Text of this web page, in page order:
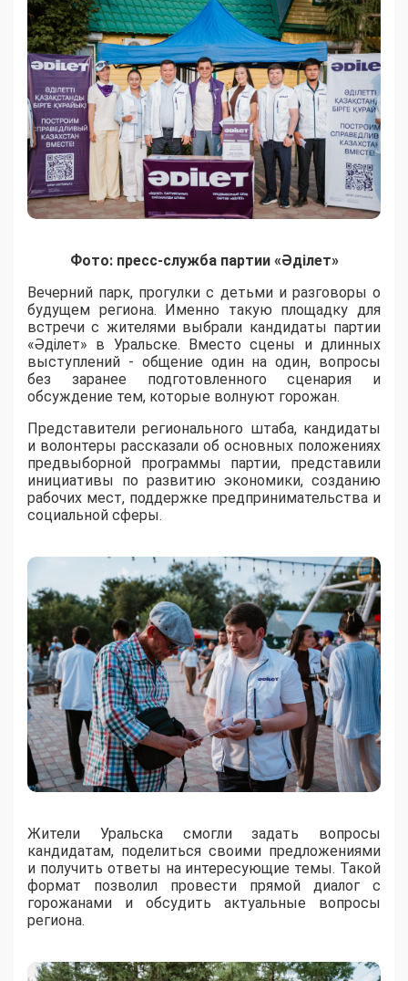
Фото: пресс-служба партии «Әділет»
Вечерний парк, прогулки с детьми и разговоры о
будущем региона. Именно такую площадку для
встречи с жителями выбрали кандидаты партии
«Әділет» в Уральске. Вместо сцены и длинных
выступлений - общение один на один, вопросы
без заранее подготовленного сценария и
обсуждение тем, которые волнуют горожан.
Представители регионального штаба, кандидаты
и волонтеры рассказали об основных положениях
предвыборной программы партии, представили
инициативы по развитию экономики, созданию
рабочих мест, поддержке предпринимательства и
социальной сферы.
Жители Уральска смогли задать вопросы
кандидатам, поделиться своими предложениями
и получить ответы на интересующие темы. Такой
формат позволил провести прямой диалог с
горожанами и обсудить актуальные вопросы
региона.